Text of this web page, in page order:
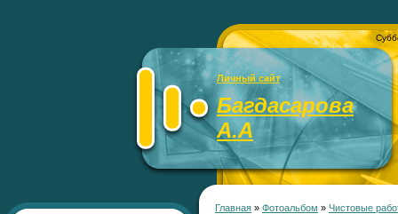
Личный сайт
Багдасарова
А.А
Главная » Фотоальбом » Чистовые